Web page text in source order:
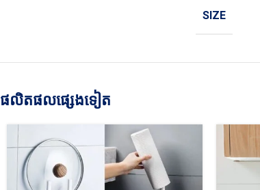
SIZE
ផលិតផលផ្សេងទៀត